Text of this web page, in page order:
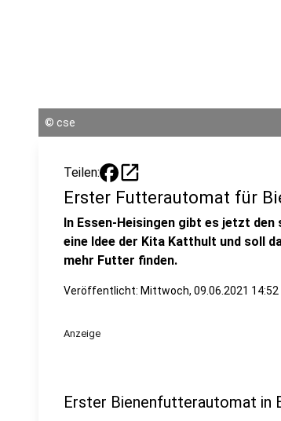
© cse
Teilen: open_in_new
Erster Futterautomat für
In Essen-Heisingen gibt es jetzt
eine Idee der Kita Katthult und soll
mehr Futter finden.
Veröffentlicht: Mittwoch, 09.06.2021 14:52
Anzeige
Erster Bienenfutterautomat in